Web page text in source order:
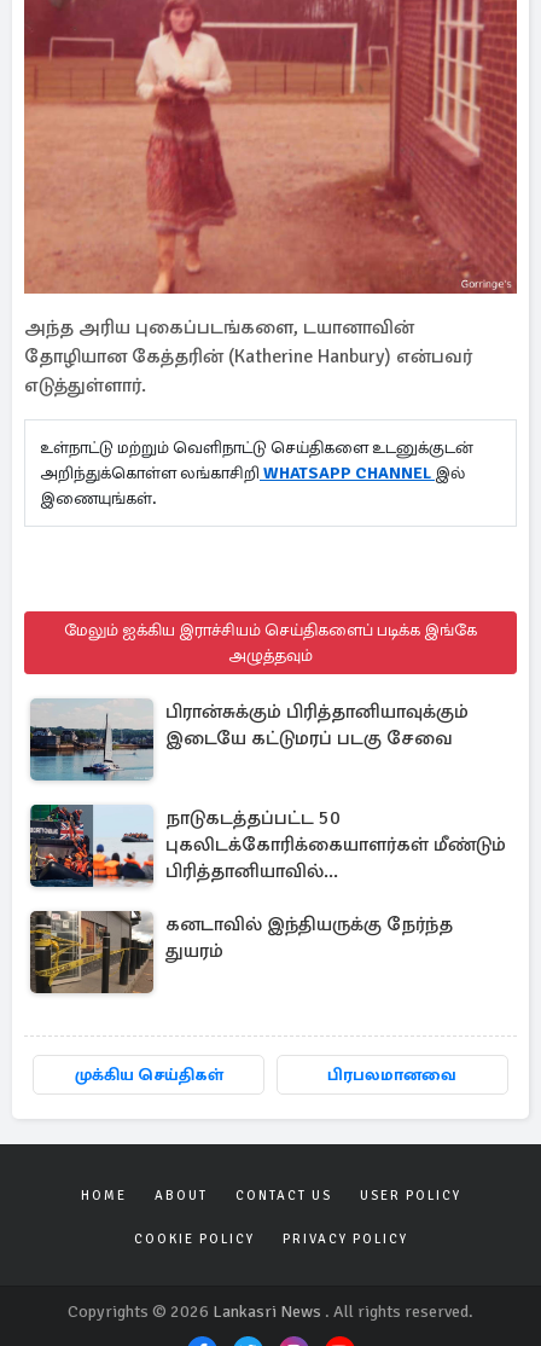
அந்த அரிய புகைப்படங்களை, டயானாவின்
தோழியான கேத்தரின் (Katherine Hanbury) என்பவர்
எடுத்துள்ளார்.
உள்நாட்டு மற்றும் வெளிநாட்டு செய்திகளை உடனுக்குடன்
அறிந்துக்கொள்ள லங்காசிறி WHATSAPP CHANNEL இல்
இணையுங்கள்.
மேலும் ஐக்கிய இராச்சியம் செய்திகளைப் படிக்க இங்கே
அழுத்தவும்
பிரான்சுக்கும் பிரித்தானியாவுக்கும்
இடையே கட்டுமரப் படகு சேவை
நாடுகடத்தப்பட்ட 50
புகலிடக்கோரிக்கையாளர்கள் மீண்டும்
பிரித்தானியாவில்...
கனடாவில் இந்தியருக்கு நேர்ந்த
துயரம்
முக்கிய செய்திகள் பிரபலமானவை
HOME ABOUT CONTACT US USER POLICY
COOKIE POLICY PRIVACY POLICY
Copyrights © 2026 Lankasri News . All rights reserved.